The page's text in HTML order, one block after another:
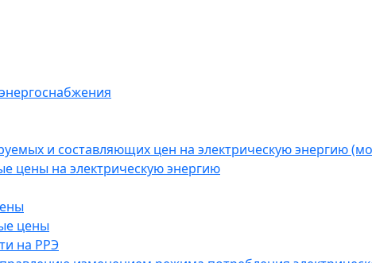
и составляющих цен на электрическую энергию
цены на электрическую энергию
цены
на РРЭ